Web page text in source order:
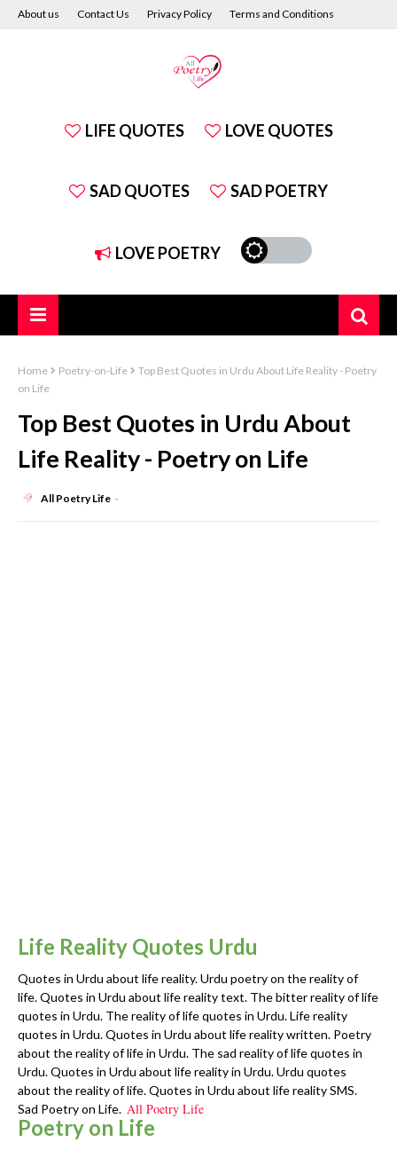
About us Contact Us Privacy Policy Terms and Conditions
LIFE QUOTES LOVE QUOTES
SAD QUOTES SAD POETRY
LOVE POETRY
Home Poetry-on-Life
Top Best Quotes in Urdu About Life Reality - Poetry
on Life
Top Best Quotes in Urdu About
Life Reality - Poetry on Life
All Poetry Life
Life Reality Quotes Urdu
Quotes in Urdu about life reality. Urdu poetry on the reality of
life. Quotes in Urdu about life reality text. The bitter reality of life
quotes in Urdu. The reality of life quotes in Urdu. Life reality
quotes in Urdu. Quotes in Urdu about life reality written. Poetry
about the reality of life in Urdu. The sad reality of life quotes in
Urdu. Quotes in Urdu about life reality in Urdu. Urdu quotes
about the reality of life. Quotes in Urdu about life reality SMS.
Sad Poetry on Life. All Poetry Life
Poetry on Life